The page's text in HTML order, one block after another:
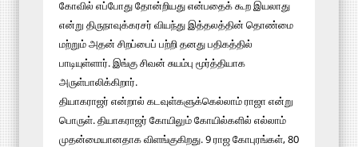
கோவில் எப்போது தோன்றியது என்பதைக் கூற இயலாது
என்று திருநாவுக்கரசர் வியந்து இத்தலத்தின் தொண்மை
மற்றும் அதன் சிறப்பைப் பற்றி தனது பதிகத்தில்
பாடியுள்ளார். இங்கு சிவன் சுயம்பு மூர்த்தியாக
அருள்பாலிக்கிறார்.
தியாகராஜர் என்றால் கடவுள்களுக்கெல்லாம் ராஜா என்று
பொருள். தியாகராஜர் கோயிலும் கோயில்களில் எல்லாம்
முதன்மையானதாக விளங்குகிறது. 9 ராஜ கோபுரங்கள், 80